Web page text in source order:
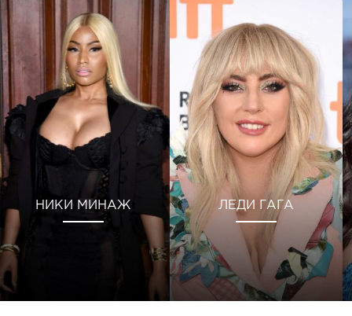
НИКИ МИНАЖ ЛЕДИ ГАГА